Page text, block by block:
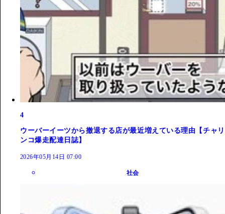
4
ウーバーイーツから撤退する店が最近増えている理由【チャリ
ンコ爆走配達日誌】
2026年05月14日 07:00
社会